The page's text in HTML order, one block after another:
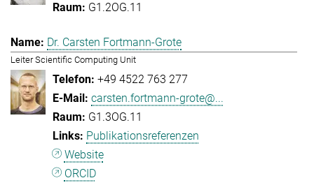
G1.2OG.11
Dr. Carsten Fortmann-Grote
Leiter Scientific Computing Unit
+49 4522 763 277
carsten.fortmann-grote@...
G1.3OG.11
Publikationsreferenzen
Website
ORCID